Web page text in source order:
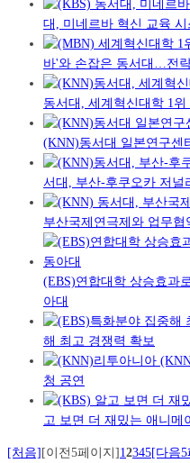
대, 미네르바 혁신 교육 시
바'와 손잡은 동서대…전
동서대, 세계혁신대학 1
(KNN)동서대 일본연구센
서대, 부산-후쿠오카 저널
부산국제연극제와 업무협
(EBS)연합대학 상승효과
아대
해 최고 경쟁력 확보
청 공연
고 보면 더 재밌는 애니메
[처음][이전5페이지]12345[다음